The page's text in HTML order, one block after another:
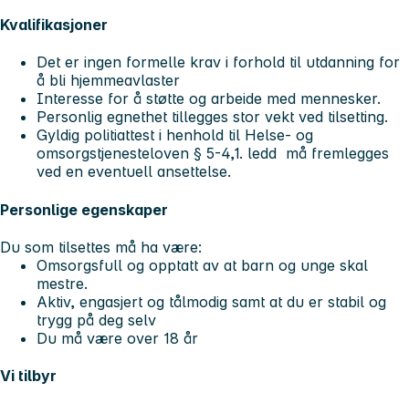
Kvalifikasjoner
Det er ingen formelle krav i forhold til utdanning for
å bli hjemmeavlaster
Interesse for å støtte og arbeide med mennesker.
Personlig egnethet tillegges stor vekt ved tilsetting.
Gyldig politiattest i henhold til Helse- og
omsorgstjenesteloven § 5-4,1. ledd må fremlegges
ved en eventuell ansettelse.
Personlige egenskaper
Du som tilsettes må ha være:
Omsorgsfull og opptatt av at barn og unge skal
mestre.
Aktiv, engasjert og tålmodig samt at du er stabil og
trygg på deg selv
Du må være over 18 år
Vi tilbyr